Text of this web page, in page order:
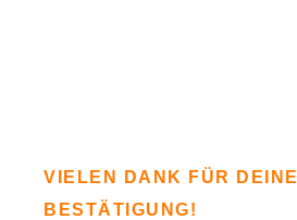
VIELEN DANK FÜR DEINE
BESTÄTIGUNG!